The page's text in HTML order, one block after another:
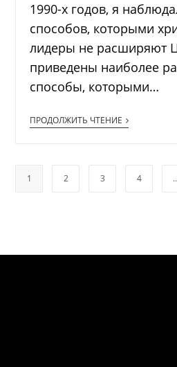
1990-х годов, я
способов, которыми
лидеры не расширяют
приведены наиболее
способы, которыми…
ПРОДОЛЖИТЬ ЧТЕНИЕ
1 2 3 4